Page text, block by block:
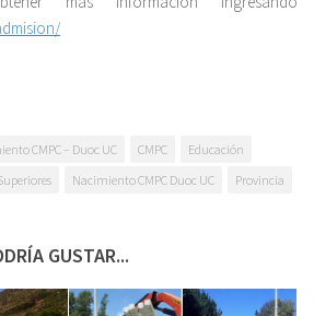
CMPC – Duoc UC CMPC
Educación
Nacimiento CMPC Duoc UC Provincia
GUSTAR...